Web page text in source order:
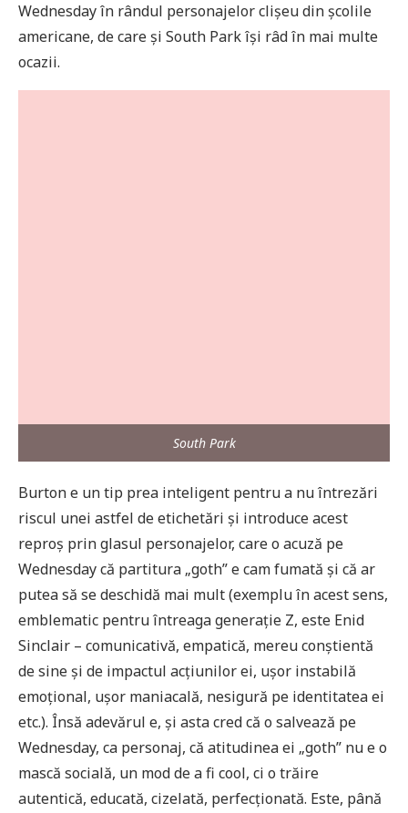
Wednesday în rândul personajelor clișeu din școlile
americane, de care și South Park își râd în mai multe
ocazii.
South Park
Burton e un tip prea inteligent pentru a nu întrezări
riscul unei astfel de etichetări și introduce acest
reproș prin glasul personajelor, care o acuză pe
Wednesday că partitura „goth” e cam fumată și că ar
putea să se deschidă mai mult (exemplu în acest sens,
emblematic pentru întreaga generație Z, este Enid
Sinclair – comunicativă, empatică, mereu conștientă
de sine și de impactul acțiunilor ei, ușor instabilă
emoțional, ușor maniacală, nesigură pe identitatea ei
etc.). Însă adevărul e, și asta cred că o salvează pe
Wednesday, ca personaj, că atitudinea ei „goth” nu e o
mască socială, un mod de a fi cool, ci o trăire
autentică, educată, cizelată, perfecționată. Este, până